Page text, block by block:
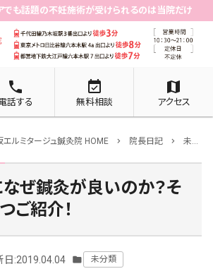
でも話題の不妊施術が受けられるのは当院だけ
phone
話する
event_available
無料相談
map
アクセス
ルミタージュ鍼灸院 HOME chevron_right 院長日記 chevron_right 未分類
ぜ鍼灸が良いのか？そ
ご紹介！
日:2019.04.04 folder 未分類